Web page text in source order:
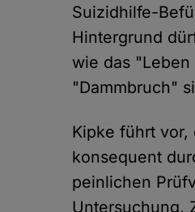
Suizidhilfe-
Hintergrund
wie das
"Dammbruch"
Kipke führt vor,
konsequent
peinlichen
Untersuchung,